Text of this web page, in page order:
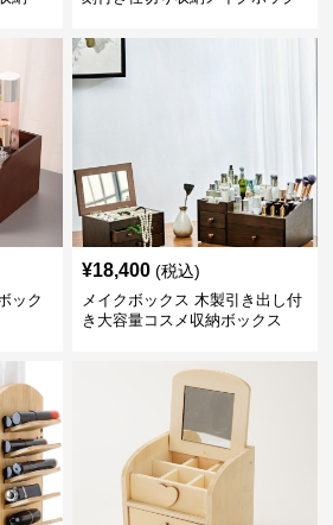
ック
¥18,400 (税込)
メイクボックス 木製引き出し付
き大容量コスメ収納ボックス